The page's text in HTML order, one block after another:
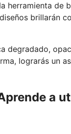
herramienta de
brillarán
degradado,
lograrás un
a